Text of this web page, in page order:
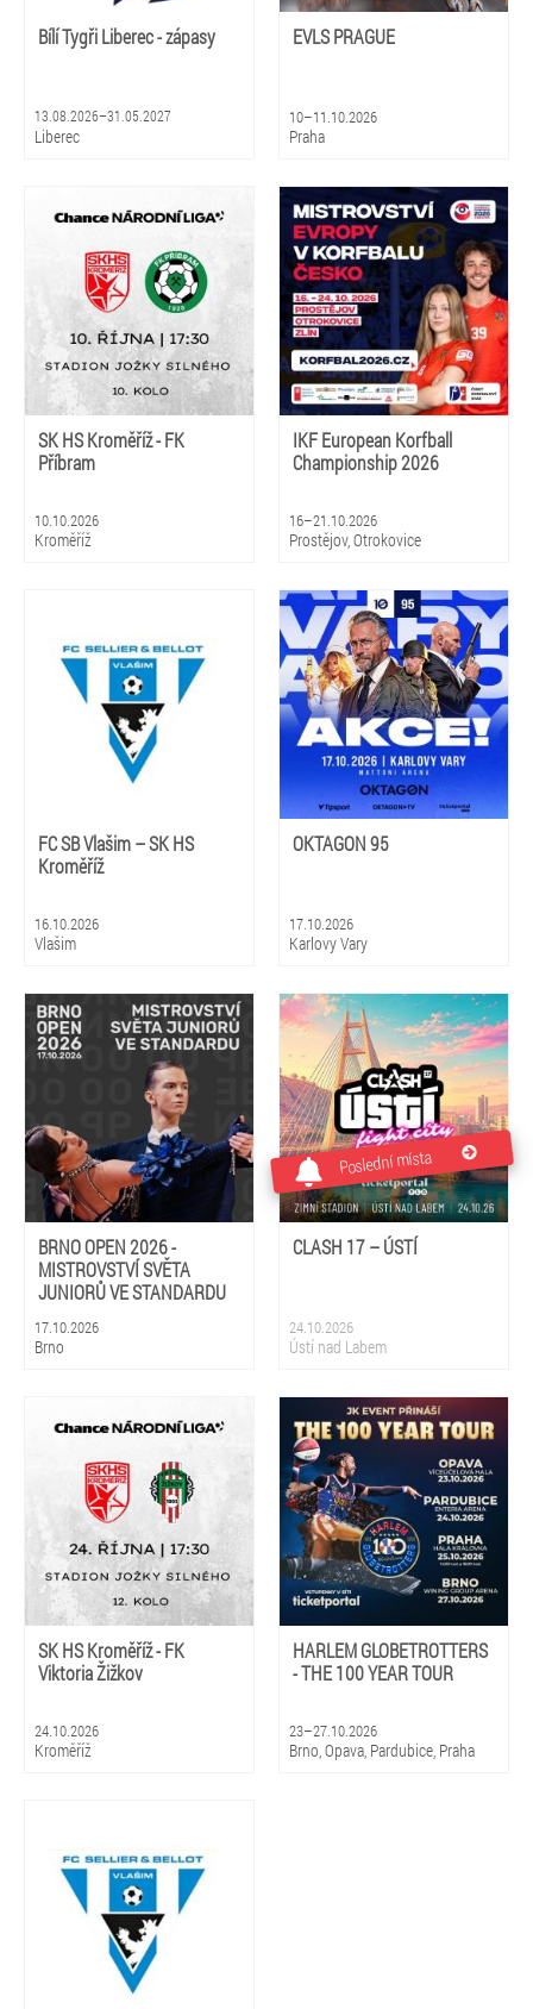
Bílí Tygři Liberec - zápasy
13.08.2026–31.05.2027
Liberec
EVLS PRAGUE
10–11.10.2026
Praha
SK HS Kroměříž - FK
Příbram
10.10.2026
Kroměříž
IKF European Korfball
Championship 2026
16–21.10.2026
Prostějov, Otrokovice
FC SB Vlašim – SK HS
Kroměříž
16.10.2026
Vlašim
OKTAGON 95
17.10.2026
Karlovy Vary
BRNO OPEN 2026 -
MISTROVSTVÍ SVĚTA
JUNIORŮ VE STANDARDU
17.10.2026
Brno
Poslední místa
CLASH 17 – ÚSTÍ
24.10.2026
Ústí nad Labem
SK HS Kroměříž - FK
Viktoria Žižkov
24.10.2026
Kroměříž
HARLEM GLOBETROTTERS
- THE 100 YEAR TOUR
23–27.10.2026
Brno, Opava, Pardubice, Praha